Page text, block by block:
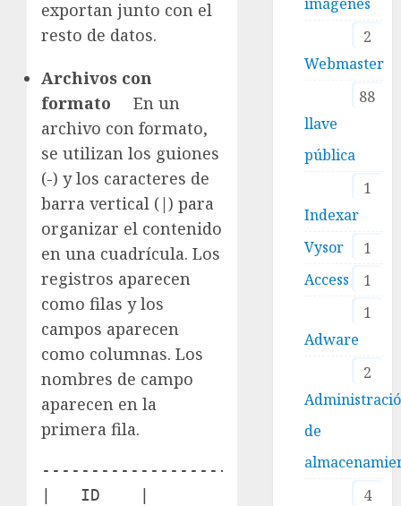
exportan junto con el
resto de datos.
Archivos con
formato En un
archivo con formato,
se utilizan los guiones
(-) y los caracteres de
barra vertical (|) para
organizar el contenido
en una cuadrícula. Los
registros aparecen
como filas y los
campos aparecen
como columnas. Los
nombres de campo
aparecen en la
primera fila.
|   ID    |         E-mail
2
Webmaster
88
llave
pública
1
Indexar
1
Vysor
1
Access
1
Adware
2
de
4